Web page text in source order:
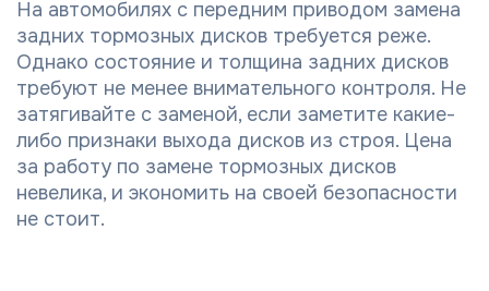
На автомобилях с передним приводом замена
задних тормозных дисков требуется реже.
Однако состояние и толщина задних дисков
требуют не менее внимательного контроля. Не
затягивайте с заменой, если заметите какие-
либо признаки выхода дисков из строя. Цена
за работу по замене тормозных дисков
невелика, и экономить на своей безопасности
не стоит.